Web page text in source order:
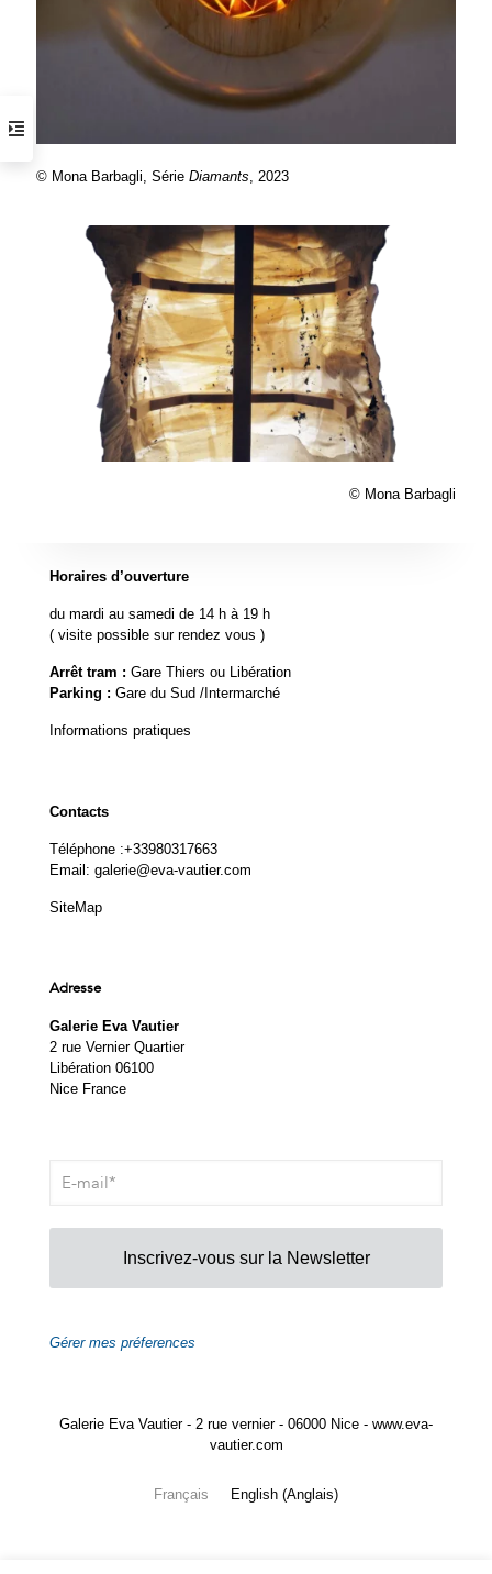
© Mona Barbagli, Série Diamants , 2023
© Mona Barbagli
Horaires d’ouverture
du mardi au samedi de 14 h à 19 h
( visite possible sur rendez vous )
Arrêt tram : Gare Thiers ou Libération
Parking : Gare du Sud /Intermarché
Informations pratiques
Contacts
Téléphone :+33980317663
Email: galerie@eva-vautier.com
SiteMap
Adresse
Galerie Eva Vautier
2 rue Vernier Quartier
Libération 06100
Nice France
Inscrivez-vous sur la Newsletter
Gérer mes préferences
Galerie Eva Vautier - 2 rue vernier - 06000 Nice - www.eva-
vautier.com
Français English (Anglais)